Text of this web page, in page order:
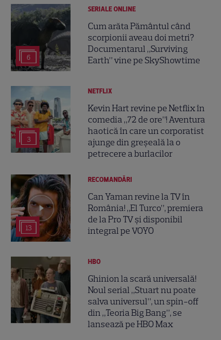
6
SERIALE ONLINE
Cum arăta Pământul când
scorpionii aveau doi metri?
Documentarul „Surviving
Earth” vine pe SkyShowtime
3
NETFLIX
Kevin Hart revine pe Netflix în
comedia „72 de ore”! Aventura
haotică în care un corporatist
ajunge din greșeală la o
petrecere a burlacilor
13
RECOMANDĂRI
Can Yaman revine la TV în
România! „El Turco”, premiera
de la Pro TV și disponibil
integral pe VOYO
HBO
Ghinion la scară universală!
Noul serial „Stuart nu poate
salva universul”, un spin-off
din „Teoria Big Bang”, se
lansează pe HBO Max